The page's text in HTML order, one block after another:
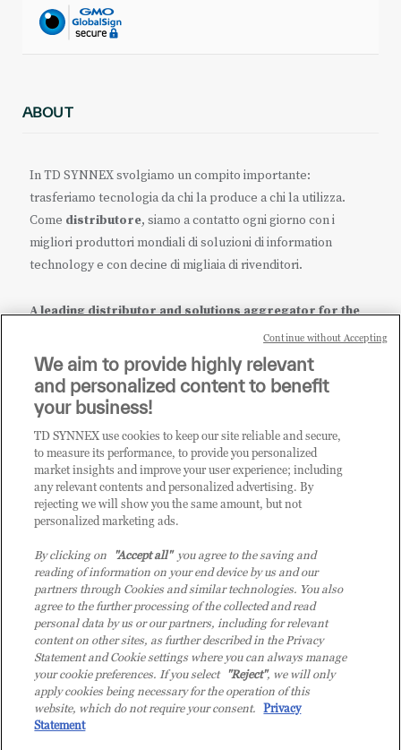
ABOUT
In TD SYNNEX svolgiamo un compito importante:
trasferiamo tecnologia da chi la produce a chi la utilizza.
Come distributore, siamo a contatto ogni giorno con i
migliori produttori mondiali di soluzioni di information
technology e con decine di migliaia di rivenditori.
A leading distributor and solutions aggregator for the
it.tdsynnex.com|eu.tdsynnex.com|tdsynnex.com
CATEGORIE
Categorie
© 2026 TD SYNNEX Italy S.r.l. - Sede legale: via Luigi Russolo 9, 20138
Milano (MI) - Numero di iscrizione al Registro delle Imprese di Milano e
Codice Fiscale: 07092780159 - P.IVA: 07092780159 - Eur 12.569.000,00 i.v -
TD SYNNEX e TD SYNNEX logo sono marchi registrati di TD SYNNEX
Corporation negli Stati Uniti e in altri Paesi. Società a socio unico soggetta
We aim to provide highly relevant
and personalized content to benefit
your business!
TD SYNNEX use cookies to keep our site reliable and secure,
to measure its performance, to provide you personalized
market insights and improve your user experience; including
any relevant contents and personalized advertising. By
rejecting we will show you the same amount, but not
personalized marketing ads.
By clicking on "Accept all"you agree to the saving and
reading of information on your end device by us and our
partners through Cookies and similar technologies. You also
agree to the further processing of the collected and read
personal data by us or our partners, including for relevant
content on other sites, as further described in the Privacy
Statement and Cookie settings where you can always manage
your cookie preferences. If you select "Reject", we will only
apply cookies being necessary for the operation of this
website, which do not require your consent. Privacy
Statement
Continue without Accepting